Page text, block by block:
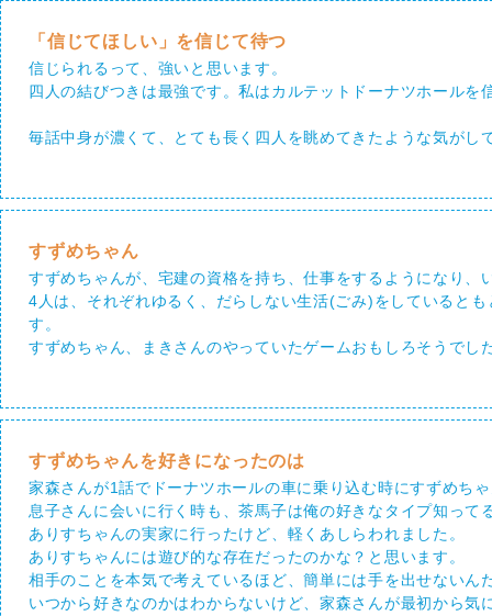
「信じてほしい」を信じて待つ
信じられるって、強いと思います。
四人の結びつきは最強です。私はカルテットドーナツホールを
毎話中身が濃くて、とても長く四人を眺めてきたような気が
すずめちゃん
すずめちゃんが、宅建の資格を持ち、仕事をするようになり、
4人は、それぞれゆるく、だらしない生活(ごみ)をしていると
す。
すずめちゃん、まきさんのやっていたゲームおもしろそうでし
すずめちゃんを好きになったのは
家森さんが1話でドーナツホールの車に乗り込む時にすずめち
息子さんに会いに行く時も、茶馬子は俺の好きなタイプ知って
ありすちゃんの実家に行ったけど、軽くあしらわれました。
ありすちゃんには遊び的な存在だったのかな？と思います。
相手のことを本気で考えているほど、簡単には手を出せない
いつから好きなのかはわからないけど、家森さんが最初から気